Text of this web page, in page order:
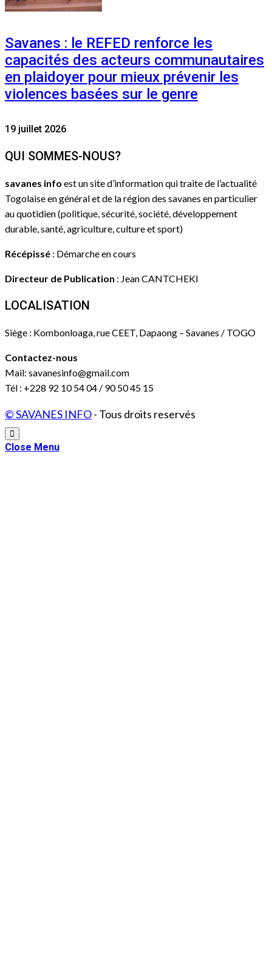
Savanes : le REFED renforce les
capacités des acteurs communautaires
en plaidoyer pour mieux prévenir les
violences basées sur le genre
19 juillet 2026
QUI SOMMES-NOUS?
savanes info est un site d’information qui traite de l’actualité
Togolaise en général et de la région des savanes en particulier
au quotidien (politique, sécurité, société, développement
durable, santé, agriculture, culture et sport)
Récépissé : Démarche en cours
Directeur de Publication : Jean CANTCHEKI
LOCALISATION
Siège : Kombonloaga, rue CEET, Dapaong – Savanes / TOGO
Contactez-nous
Mail: savanesinfo@gmail.com
Tél : +228 92 10 54 04 / 90 50 45 15
© SAVANES INFO- Tous droits reservés
Close Menu